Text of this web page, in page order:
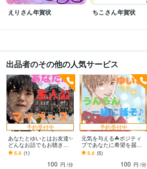
悩み相談・カウンセリング 自信 リーダーシップ
えりさん年賀状 ちこさん年賀状
出品者のその他の人気サービス
予約受付中
あなたとゆいとはお友達✨
どんなお話でもお聴きし
ます あなたの人生の主人
公はあなた✨マイペースで
語り合いませんか☘
5.0 (1)
100 円 /分
予約受付中
元気を与える☘ポジティ
ブであなたに希望を届け
ます お試しOK☘✨あなた
の心のエネルギー✨を引き
5.0 (5)
100 円 /分